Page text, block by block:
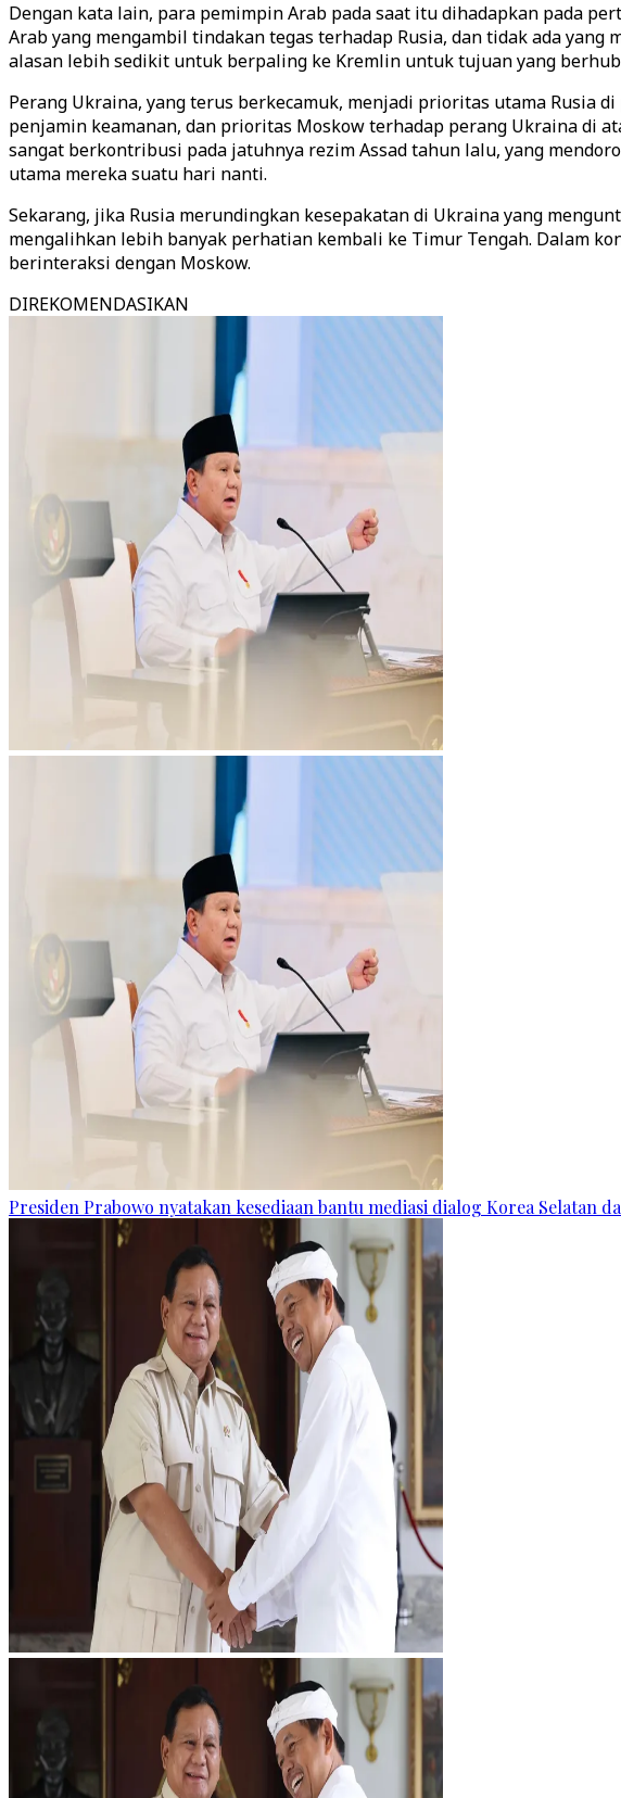
Dengan kata lain, para pemimpin Arab pada saat itu dihadapkan pada
Arab yang mengambil tindakan tegas terhadap Rusia, dan tidak ada
alasan lebih sedikit untuk berpaling ke Kremlin untuk tujuan yang
Perang Ukraina, yang terus berkecamuk, menjadi prioritas utama Rusia
penjamin keamanan, dan prioritas Moskow terhadap perang Ukraina di
sangat berkontribusi pada jatuhnya rezim Assad tahun lalu, yang
utama mereka suatu hari nanti.
Sekarang, jika Rusia merundingkan kesepakatan di Ukraina yang
mengalihkan lebih banyak perhatian kembali ke Timur Tengah. Dalam
berinteraksi dengan Moskow.
DIREKOMENDASIKAN
Presiden Prabowo nyatakan kesediaan bantu mediasi dialog Korea Selatan